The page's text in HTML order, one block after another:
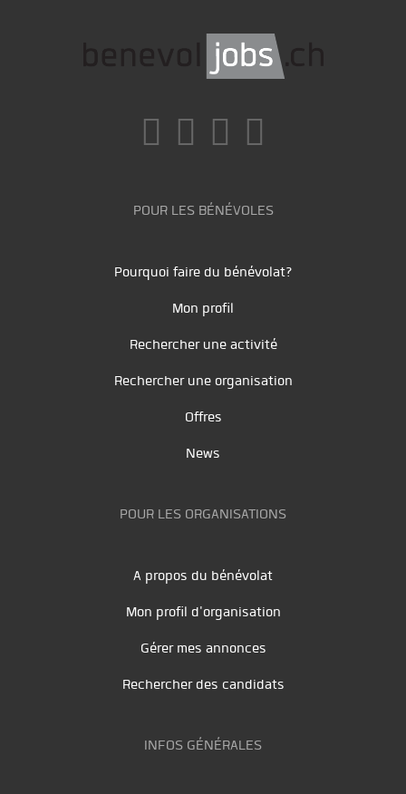
POUR LES BÉNÉVOLES
Pourquoi faire du bénévolat?
Mon profil
Rechercher une activité
Rechercher une organisation
Offres
News
POUR LES ORGANISATIONS
A propos du bénévolat
Mon profil d'organisation
Gérer mes annonces
Rechercher des candidats
INFOS GÉNÉRALES